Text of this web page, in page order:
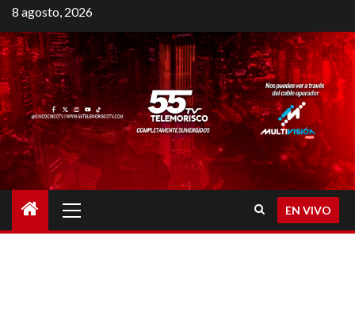
8 agosto, 2026
EN VIVO